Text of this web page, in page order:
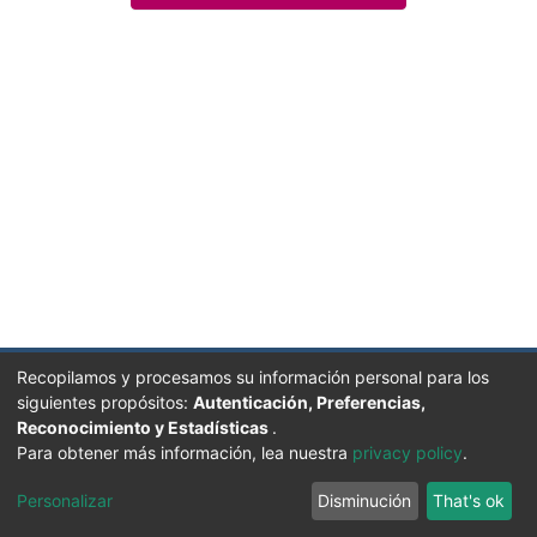
Facultad de Humanidades, Artes y Ciencias Sociales
UADER
Soportado por D-SPACE | Dpto. Sistemas FHAyCS
Recopilamos y procesamos su información personal para los
siguientes propósitos: Autenticación, Preferencias,
Reconocimiento y Estadísticas .
Para obtener más información, lea nuestra privacy policy.
Personalizar Disminución That's ok